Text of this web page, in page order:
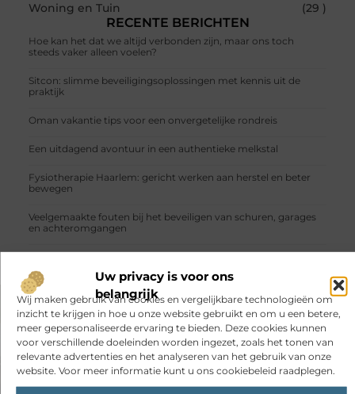
Uw privacy is voor ons
belangrijk
Wij maken gebruik van cookies en vergelijkbare technologieën om
inzicht te krijgen in hoe u onze website gebruikt en om u een betere,
meer gepersonaliseerde ervaring te bieden. Deze cookies kunnen
voor verschillende doeleinden worden ingezet, zoals het tonen van
relevante advertenties en het analyseren van het gebruik van onze
website. Voor meer informatie kunt u ons cookiebeleid raadplegen.
Woning en Tuin
(29 )
RECENTE BERICHTEN
Hoe kan het dat we altijd verbonden zijn, maar ons toch
steeds vaker alleen voelen?
Sitcon: slimme beveiligingsoplossingen met kennis uit de
praktijk
Oman vakantie tips voor een onvergetelijke rondreis
Een uitdagend avontuur in een authentieke melkstal
Fysiotherapie Haarlem: gericht werken aan herstel en beter
bewegen
Veelgemaakte fouten bij het beveiligen van schuren, garages
en achteromgangen
VORIGE
Een kunststof verpakking is een efficiënte verpakkingsoplossing
VOLGENDE
Schakel de hulp in van de experts van deze autogarage in Helmond